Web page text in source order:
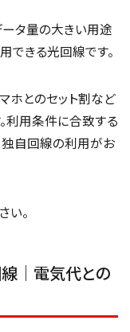
タ量の大きい用途
できる光回線です。
ホとのセット割など
利用条件に合致する
自回線の利用がお
い。
｜電気代との